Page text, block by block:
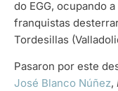
do EGG, ocupando
franquistas
Tordesillas
Pasaron por este
José Blanco Núñez,